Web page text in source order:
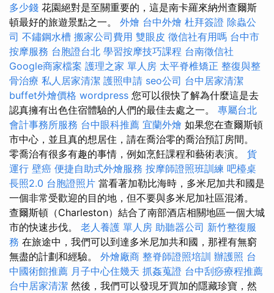
多少錢 花園絕對是至關重要的，這是南卡羅來納州查爾斯
頓最好的旅遊景點之一。 外燴 台中外燴 杜拜簽證 除蟲公
司 不鏽鋼水槽 搬家公司費用 雙眼皮 徵信社有用嗎 台中市
按摩服務 台胞證台北 學習按摩技巧課程 台南徵信社
Google商家檔案 護理之家 單人房 太平脊椎矯正 整復與整
骨治療 私人居家清潔 護照申請 seo公司 台中居家清潔
buffet外燴價格 wordpress 您可以很快了解為什麼這是去
認真擁有出色住宿體驗的人們的最佳去處之一。 專屬台北
會計事務所服務 台中眼科推薦 宜蘭外燴 如果您在查爾斯頓
市中心，並且真的想居住，請在喬治零的喬治預訂房間。
零喬治有很多有趣的事情，例如烹飪課程和藝術表演。 貨
運行 壁癌 便捷自助式外燴服務 按摩師證照班訓練 吧檯桌
長照2.0 台胞證照片 當看著加勒比海時，多米尼加共和國是
一個非常受歡迎的目的地，但不要與多米尼加社區混淆。
查爾斯頓（Charleston）結合了南部酒店相關地區一個大城
市的快速步伐。 老人養護 單人房 助聽器公司 新竹整復服
務 在旅途中，我們可以到達多米尼加共和國，那裡有無窮
無盡的計劃和經驗。 外燴廠商 整脊師證照培訓 辦護照 台
中國術館推薦 月子中心住幾天 抓姦蒐證 台中刮痧療程推薦
台中居家清潔 然後，我們可以發現牙買加的隱藏珍寶，然